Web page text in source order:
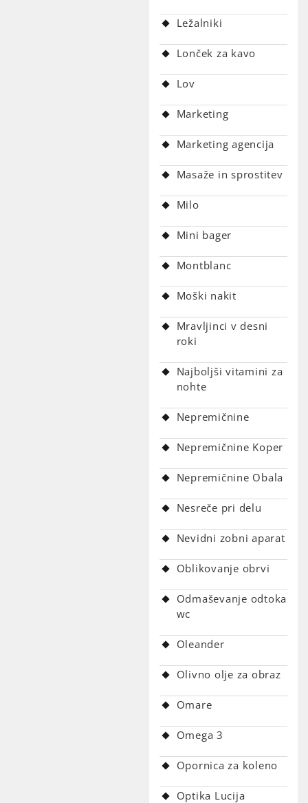
Ležalniki
Lonček za kavo
Lov
Marketing
Marketing agencija
Masaže in sprostitev
Milo
Mini bager
Montblanc
Moški nakit
Mravljinci v desni
roki
Najboljši vitamini za
nohte
Nepremičnine
Nepremičnine Koper
Nepremičnine Obala
Nesreče pri delu
Nevidni zobni aparat
Oblikovanje obrvi
Odmaševanje odtoka
wc
Oleander
Olivno olje za obraz
Omare
Omega 3
Opornica za koleno
Optika Lucija